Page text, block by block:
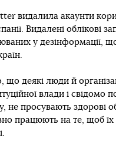
видалила акаунти
Видалені облікові
у дезінформації,
деякі люди й
влади і свідомо
не просувають здорові
працюють на те, щоб їх